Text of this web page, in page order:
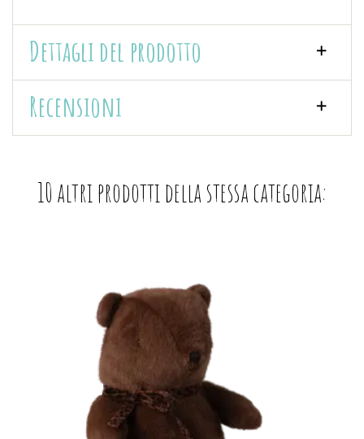
Dettagli del prodotto
Recensioni
10 altri prodotti della stessa categoria: